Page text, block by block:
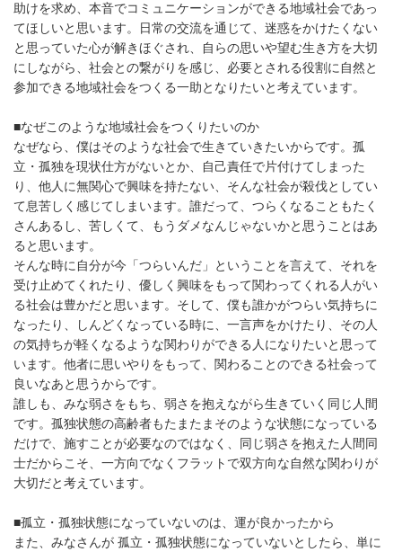
助けを求め、本音でコミュニケーションができる地域社会であっ
てほしいと思います。日常の交流を通じて、迷惑をかけたくない
と思っていた心が解きほぐされ、自らの思いや望む生き方を大切
にしながら、社会との繋がりを感じ、必要とされる役割に自然と
参加できる地域社会をつくる一助となりたいと考えています。
■なぜこのような地域社会をつくりたいのか
なぜなら、僕はそのような社会で生きていきたいからです。孤
立・孤独を現状仕方がないとか、自己責任で片付けてしまった
り、他人に無関心で興味を持たない、そんな社会が殺伐としてい
て息苦しく感じてしまいます。誰だって、つらくなることもたく
さんあるし、苦しくて、もうダメなんじゃないかと思うことはあ
ると思います。
そんな時に自分が今「つらいんだ」ということを言えて、それを
受け止めてくれたり、優しく興味をもって関わってくれる人がい
る社会は豊かだと思います。そして、僕も誰かがつらい気持ちに
なったり、しんどくなっている時に、一言声をかけたり、その人
の気持ちが軽くなるような関わりができる人になりたいと思って
います。他者に思いやりをもって、関わることのできる社会って
良いなあと思うからです。
誰しも、みな弱さをもち、弱さを抱えながら生きていく同じ人間
です。孤独状態の高齢者もたまたまそのような状態になっている
だけで、施すことが必要なのではなく、同じ弱さを抱えた人間同
士だからこそ、一方向でなくフラットで双方向な自然な関わりが
大切だと考えています。
■孤立・孤独状態になっていないのは、運が良かったから
また、みなさんが 孤立・孤独状態になっていないとしたら、単に